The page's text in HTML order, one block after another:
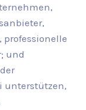
professionelle
und
unterstützen,